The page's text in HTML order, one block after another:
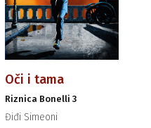
Oči i tama
Riznica Bonelli 3
Điđi Simeoni